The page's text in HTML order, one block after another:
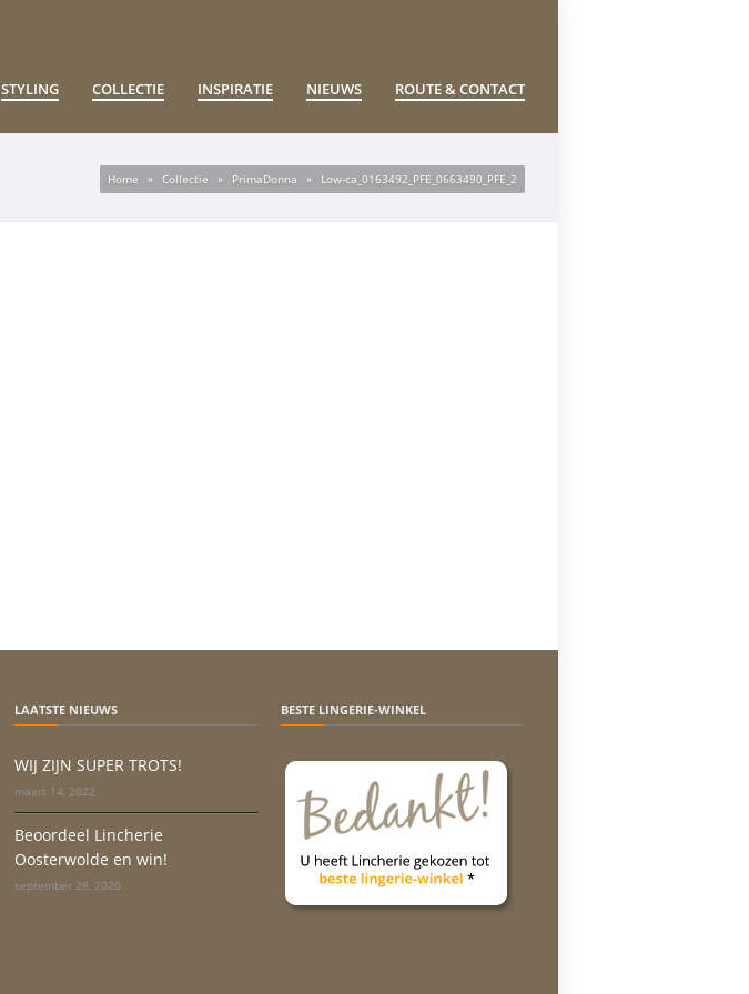
STYLING COLLECTIE INSPIRATIE NIEUWS ROUTE & CONTACT
Home » Collectie » PrimaDonna » Low-ca_0163492_PFE_0663490_PFE_2
LAATSTE NIEUWS
WIJ ZIJN SUPER TROTS!
maart 14, 2022
Beoordeel Lincherie
Oosterwolde en win!
september 28, 2020
BESTE LINGERIE-WINKEL